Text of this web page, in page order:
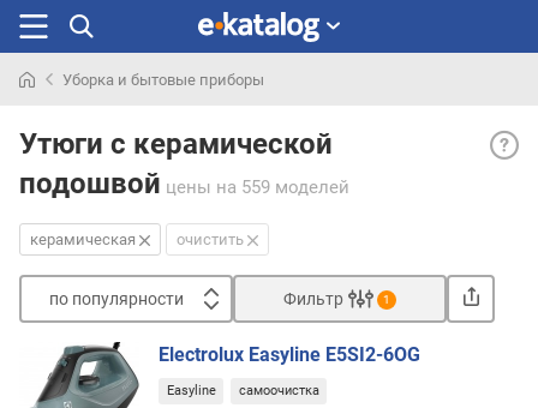
раньше
Уборка и бытовые приборы
Утюги с керамической
подошвой цены на 559 моделей
керамическая очистить
по популярности
п
о
Фильтр 1
Electrolux Easyline E5SI2-6OG
Easyline самоочистка